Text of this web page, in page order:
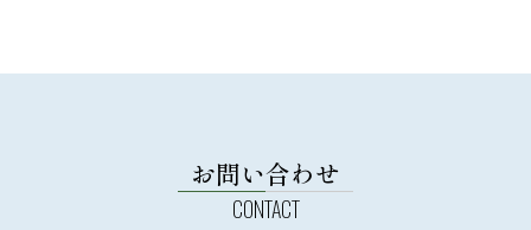
お問い合わせ